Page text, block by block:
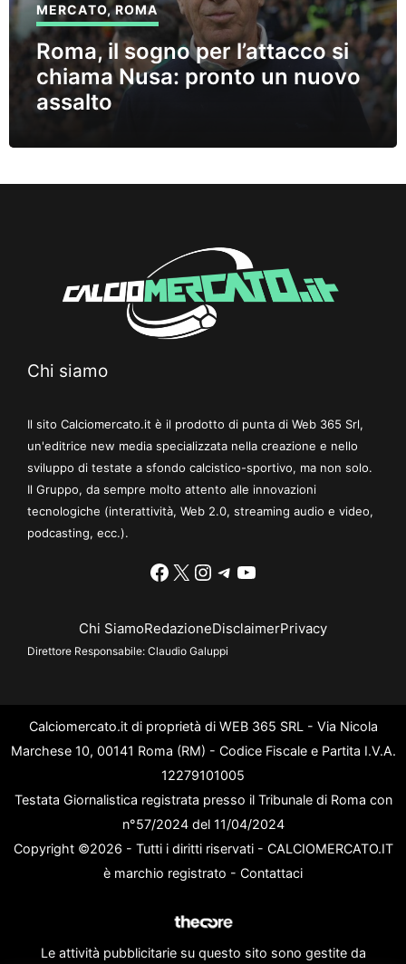
MERCATO,ROMA
Roma, il sogno per l’attacco si
chiama Nusa: pronto un nuovo
assalto
Chi siamo
Il sito Calciomercato.it è il prodotto di punta di Web 365 Srl,
un'editrice new media specializzata nella creazione e nello
sviluppo di testate a sfondo calcistico-sportivo, ma non solo.
Il Gruppo, da sempre molto attento alle innovazioni
tecnologiche (interattività, Web 2.0, streaming audio e video,
podcasting, ecc.).
Facebook
X Instagram
Telegram
YouTube
Chi SiamoRedazioneDisclaimerPrivacy
Direttore Responsabile: Claudio Galuppi
Calciomercato.it di proprietà di WEB 365 SRL - Via Nicola
Marchese 10, 00141 Roma (RM) - Codice Fiscale e Partita I.V.A.
12279101005
Testata Giornalistica registrata presso il Tribunale di Roma con
n°57/2024 del 11/04/2024
Copyright ©2026 - Tutti i diritti riservati - CALCIOMERCATO.IT
è marchio registrato - Contattaci
Le attività pubblicitarie su questo sito sono gestite da